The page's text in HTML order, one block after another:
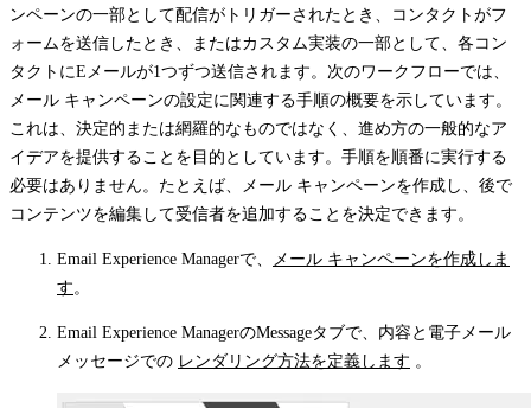
ンペーンの一部として配信がトリガーされたとき、コンタクトがフ
ォームを送信したとき、またはカスタム実装の一部として、各コン
タクトにEメールが1つずつ送信されます。次のワークフローでは、
メール キャンペーンの設定に関連する手順の概要を示しています。
これは、決定的または網羅的なものではなく、進め方の一般的なア
イデアを提供することを目的としています。手順を順番に実行する
必要はありません。たとえば、メール キャンペーンを作成し、後で
コンテンツを編集して受信者を追加することを決定できます。
Email Experience Managerで、
メール キャンペーンを作成しま
す 。
Email Experience ManagerのMessageタブで、内容と電子メール
メッセージでの レンダリング方法を定義します 。